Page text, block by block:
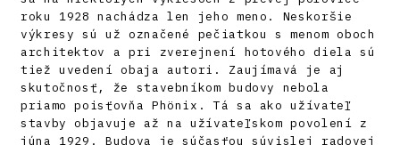
roku 1928 nachádza len jeho meno. Neskoršie
výkresy sú už označené pečiatkou s menom oboch
architektov a pri zverejnení hotového diela sú
tiež uvedení obaja autori. Zaujímavá je aj
skutočnosť, že stavebníkom budovy nebola
priamo poisťovňa Phönix. Tá sa ako užívateľ
stavby objavuje až na užívateľskom povolení z
júna 1929. Budova je súčasťou súvislej radovej